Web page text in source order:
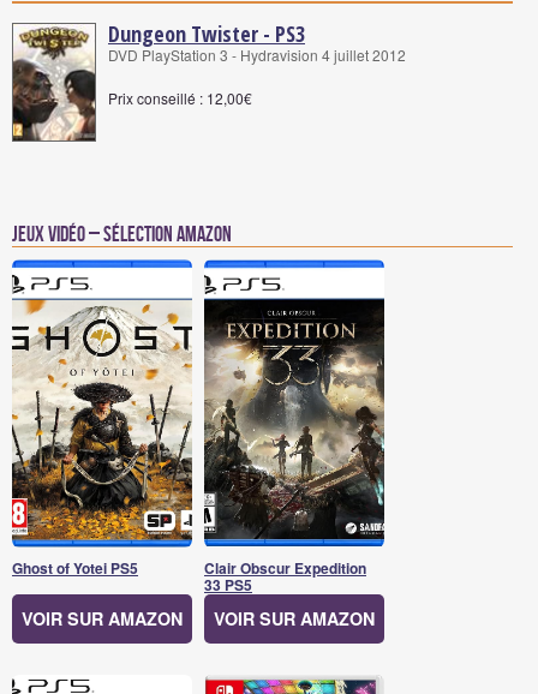
Dungeon Twister - PS3
DVD PlayStation 3 - Hydravision 4 juillet 2012
Prix conseillé : 12,00€
Jeux vidéo – Sélection Amazon
Ghost of Yotei PS5
VOIR SUR AMAZON
Clair Obscur Expedition
33 PS5
VOIR SUR AMAZON